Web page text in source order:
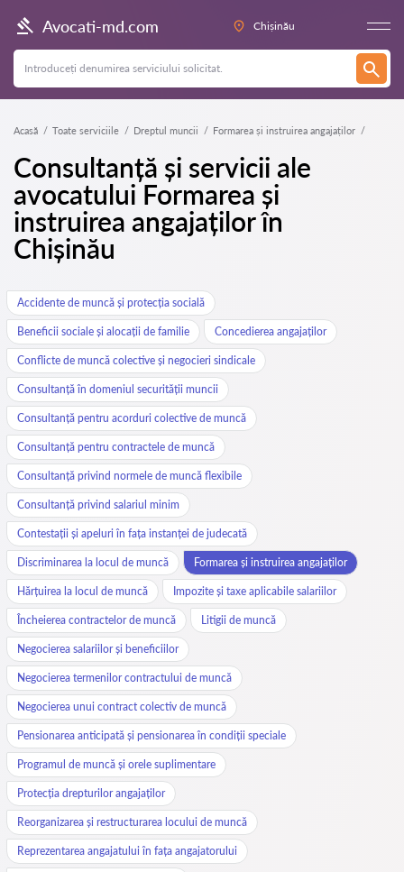
Avocati-md.com Chișinău
Acasă Toate serviciile Dreptul muncii Formarea și instruirea angajaților
Consultanță și servicii ale
avocatului Formarea și
instruirea angajaților în
Chișinău
Accidente de muncă și protecția socială
Beneficii sociale și alocații de familie Concedierea angajaților
Conflicte de muncă colective și negocieri sindicale
Consultanță în domeniul securității muncii
Consultanță pentru acorduri colective de muncă
Consultanță pentru contractele de muncă
Consultanță privind normele de muncă flexibile
Consultanță privind salariul minim
Contestații și apeluri în fața instanței de judecată
Discriminarea la locul de muncă Formarea și instruirea angajaților
Hărțuirea la locul de muncă Impozite și taxe aplicabile salariilor
Încheierea contractelor de muncă Litigii de muncă
Negocierea salariilor și beneficiilor
Negocierea termenilor contractului de muncă
Negocierea unui contract colectiv de muncă
Pensionarea anticipată și pensionarea în condiții speciale
Programul de muncă și orele suplimentare
Protecția drepturilor angajaților
Reorganizarea și restructurarea locului de muncă
Reprezentarea angajatului în fața angajatorului